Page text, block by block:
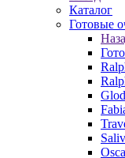
Каталог
Готовые